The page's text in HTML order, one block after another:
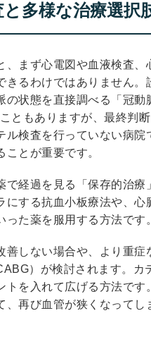
多様な治療選択
、まず心電図や血液検査
きるわけではありません
の状態を直接調べる「冠
ともありますが、最終判
ル検査を行っていない病
ことが重要です。
で経過を見る「保存的治
にする抗血小板療法や、
った薬を服用する方法です
善しない場合や、より重
）が検討されます。
トを入れて広げる方法で
、再び血管が狭くなって